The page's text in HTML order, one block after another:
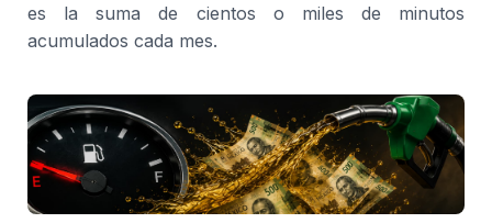
es la suma de cientos o miles de minutos
acumulados cada mes.